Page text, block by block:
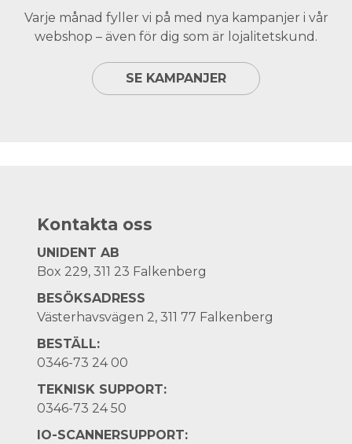
Varje månad fyller vi på med nya kampanjer i vår
webshop – även för dig som är lojalitetskund.
SE KAMPANJER
Kontakta oss
UNIDENT AB
Box 229, 311 23 Falkenberg
BESÖKSADRESS
Västerhavsvägen 2, 311 77 Falkenberg
BESTÄLL:
0346-73 24 00
TEKNISK SUPPORT:
0346-73 24 50
IO-SCANNERSUPPORT: